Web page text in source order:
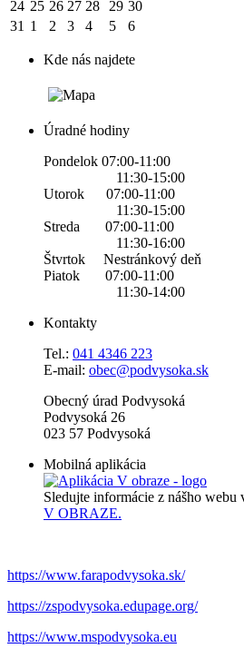
24 25 26 27 28 29 30
31 1 2 3 4 5 6
Kde nás najdete
Úradné hodiny
Pondelok 07:00-11:00
11:30-15:00
Utorok 07:00-11:00
11:30-15:00
Streda 07:00-11:00
11:30-16:00
Štvrtok Nestránkový deň
Piatok 07:00-11:00
11:30-14:00
Kontakty
Tel.: 041 4346 223
E-mail: obec@podvysoka.sk
Obecný úrad Podvysoká
Podvysoká 26
023 57 Podvysoká
Mobilná aplikácia
Sledujte informácie z nášho webu
V OBRAZE.
https://www.farapodvysoka.sk/
https://zspodvysoka.edupage.org/
https://www.mspodvysoka.eu